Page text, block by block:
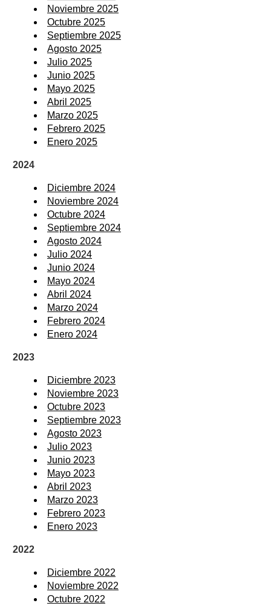
Noviembre 2025
Octubre 2025
Septiembre 2025
Agosto 2025
Julio 2025
Junio 2025
Mayo 2025
Abril 2025
Marzo 2025
Febrero 2025
Enero 2025
2024
Diciembre 2024
Noviembre 2024
Octubre 2024
Septiembre 2024
Agosto 2024
Julio 2024
Junio 2024
Mayo 2024
Abril 2024
Marzo 2024
Febrero 2024
Enero 2024
2023
Diciembre 2023
Noviembre 2023
Octubre 2023
Septiembre 2023
Agosto 2023
Julio 2023
Junio 2023
Mayo 2023
Abril 2023
Marzo 2023
Febrero 2023
Enero 2023
2022
Diciembre 2022
Noviembre 2022
Octubre 2022